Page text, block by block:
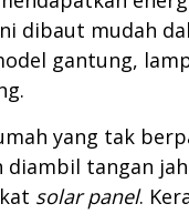
dibaut mudah
gantung,
yang tak
tangan
solar panel.